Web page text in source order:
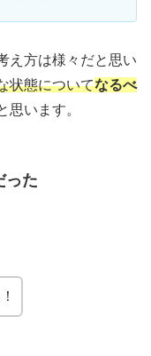
え方は様々だと思い
状態についてなるべ
思います。
った